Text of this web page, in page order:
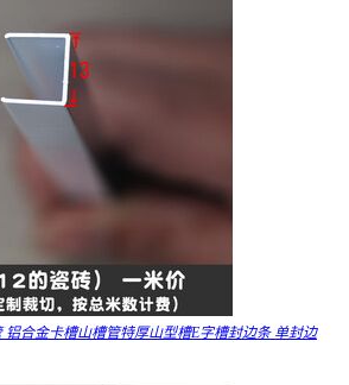
合金卡槽山槽管特厚山型槽E字槽封边条 单封边